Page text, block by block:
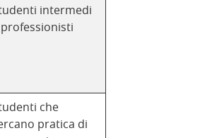
intermedi
professionisti
che
pratica di